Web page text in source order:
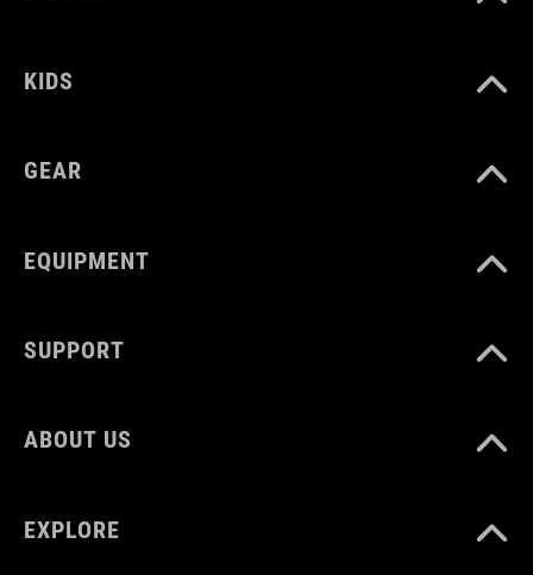
KIDS
GEAR
EQUIPMENT
SUPPORT
ABOUT US
EXPLORE